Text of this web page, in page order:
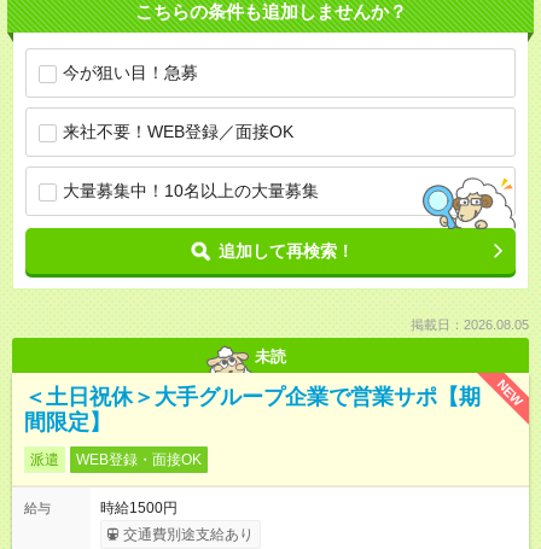
こちらの条件も追加しませんか？
今が狙い目！急募
来社不要！WEB登録／面接OK
大量募集中！10名以上の大量募集
追加して再検索！
掲載日：2026.08.05
未読
NEW
＜土日祝休＞大手グループ企業で営業サポ【期
間限定】
派遣 WEB登録・面接OK
給与
時給1500円
交通費別途支給あり